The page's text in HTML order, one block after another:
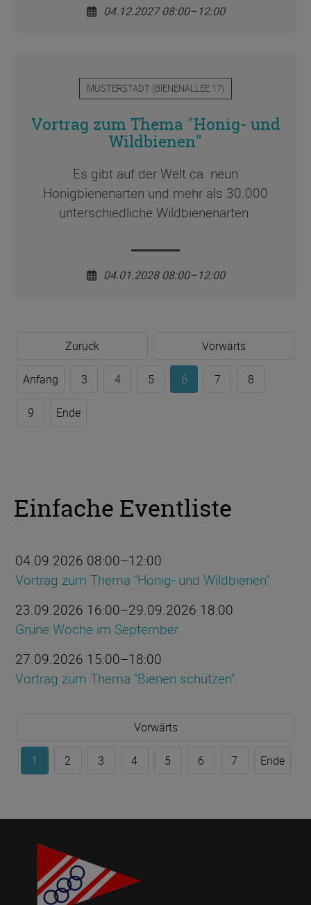
04.12.2027 08:00–12:00
MUSTERSTADT (BIENENALLEE 17)
Vortrag zum Thema "Honig- und
Wildbienen"
Es gibt auf der Welt ca. neun
Honigbienenarten und mehr als 30.000
unterschiedliche Wildbienenarten.
04.01.2028 08:00–12:00
Zurück Vorwärts
Anfang 3 4 5 6 7 8
9 Ende
Einfache Eventliste
04.09.2026 08:00–12:00
Vortrag zum Thema "Honig- und Wildbienen"
23.09.2026 16:00–29.09.2026 18:00
Grüne Woche im September
27.09.2026 15:00–18:00
Vortrag zum Thema "Bienen schützen"
Vorwärts
1 2 3 4 5 6 7 Ende